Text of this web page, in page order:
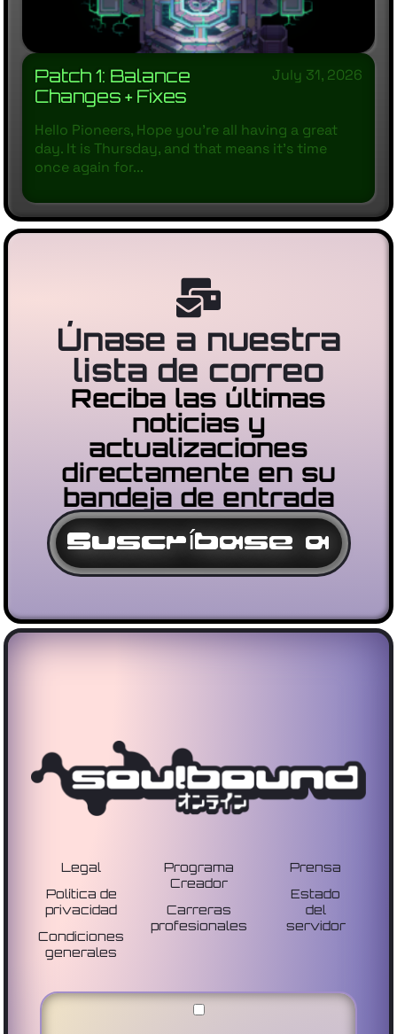
Patch 1: Balance
Changes + Fixes
July 31, 2026
Hello Pioneers, Hope you’re all having a great
day. It is Thursday, and that means it’s time
once again for...
Únase a nuestra
lista de correo
Reciba las últimas
noticias y
actualizaciones
directamente en su
bandeja de entrada
Suscríbase a
Legal
Política de
privacidad
Condiciones
generales
Programa
Creador
Carreras
profesionales
Prensa
Estado
del
servidor